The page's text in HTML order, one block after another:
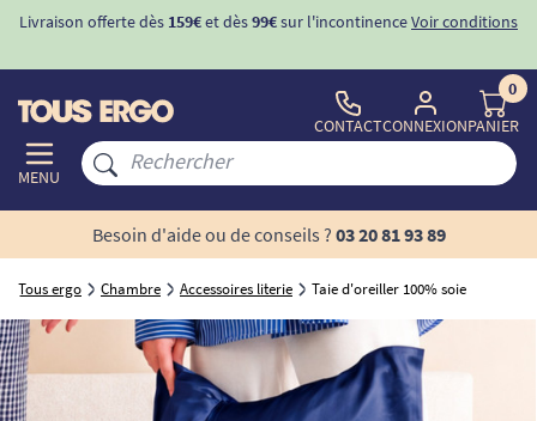
Livraison offerte dès 159€et dès99€sur l'incontinenceVoir conditions
MENU
CONTACTCONNEXION
0
PANIER
Besoin d'aide ou de conseils ? 03 20 81 93 89
Tous ergo Chambre Accessoires literie Taie d'oreiller 100% soie